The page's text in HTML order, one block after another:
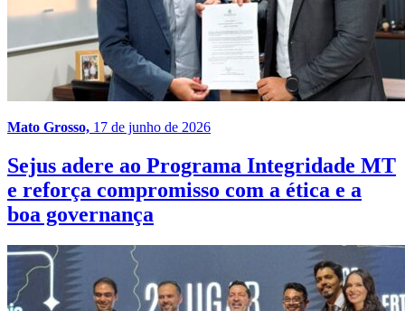
Mato Grosso, 17 de junho de 2026
Sejus adere ao Programa Integridade MT
e reforça compromisso com a ética e a
boa governança